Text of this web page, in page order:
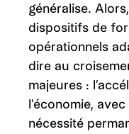
généralise.
dispositifs de
opérationnels
dire au
majeures :
l’économie,
nécessité